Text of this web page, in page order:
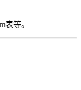
表等。